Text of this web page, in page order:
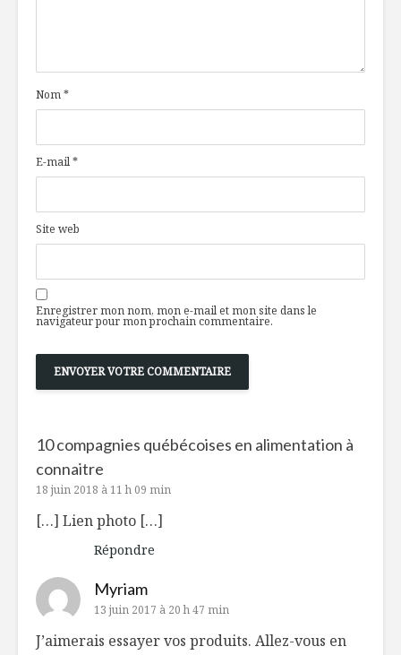
Nom*
E-mail*
Site web
Enregistrer mon nom, mon e-mail et mon site dans le
navigateur pour mon prochain commentaire.
10 compagnies québécoises en alimentation à
connaitre
18 juin 2018 à 11 h 09 min
[…] Lien photo […]
Répondre
Myriam
13 juin 2017 à 20 h 47 min
J’aimerais essayer vos produits. Allez-vous en